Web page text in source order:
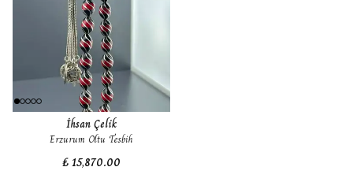
İhsan Çelik
Erzurum Oltu Tesbih
₺ 15,870.00